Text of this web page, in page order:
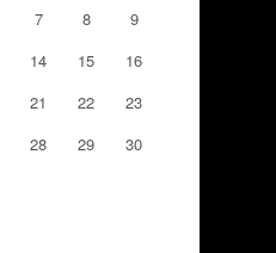
7 8
9
14 15
16
21 22
23
28 29
30